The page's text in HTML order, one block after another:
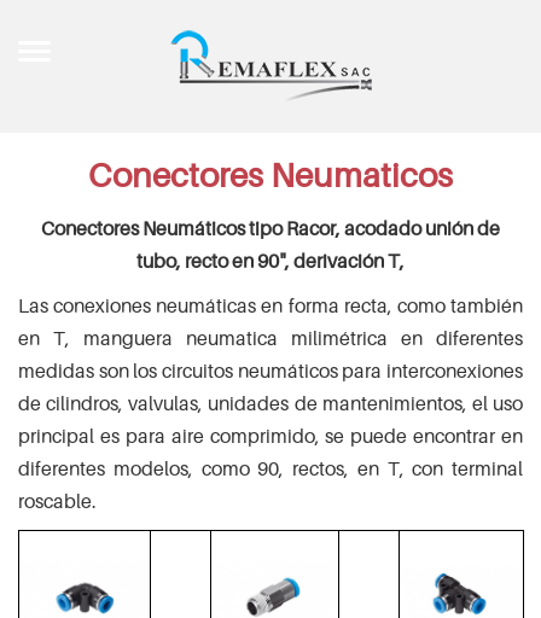
Conectores Neumaticos
Conectores Neumáticos tipo Racor, acodado unión de
tubo, recto en 90", derivación T,
Las conexiones neumáticas en forma recta, como también
en T, manguera neumatica milimétrica en diferentes
medidas son los circuitos neumáticos para interconexiones
de cilindros, valvulas, unidades de mantenimientos, el uso
principal es para aire comprimido, se puede encontrar en
diferentes modelos, como 90, rectos, en T, con terminal
roscable.